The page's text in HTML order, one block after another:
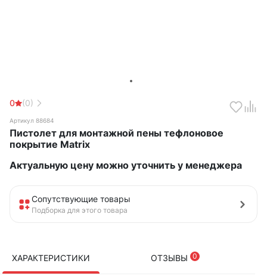
0 (0)
Артикул 88684
Пистолет для монтажной пены тефлоновое
покрытие Matrix
Актуальную цену можно уточнить у менеджера
Сопутствующие товары
Подборка для этого товара
ХАРАКТЕРИСТИКИ ОТЗЫВЫ 0